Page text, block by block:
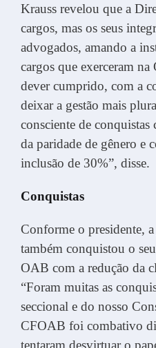
Krauss revelou que a
cargos, mas os seus
advogados, amando a
cargos que exerceram
dever cumprido, com a
deixar a gestão mais
consciente de
da paridade de gênero e
inclusão de 30%”, disse.
Conquistas
Conforme o presidente,
também conquistou o
OAB com a redução da
“Foram muitas as
seccional e do nosso
CFOAB foi combativo
tentaram desvirtuar o